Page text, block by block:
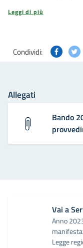
Leggi di più
Condividi:
Allegati
Bando
Vai a
Anno
Legge